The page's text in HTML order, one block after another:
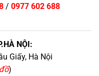
/ 0977 602 688
NỘI:
Giấy, Hà Nội
)